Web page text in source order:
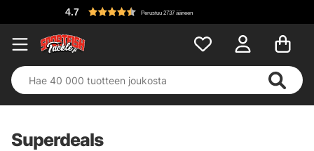
4.7 Perustuu 2737 ääneen
Superdeals